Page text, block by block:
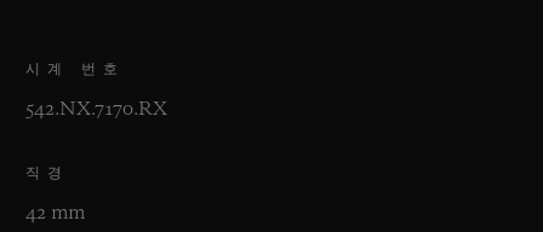
시계 번호
542.NX.7170.RX
직경
42 mm